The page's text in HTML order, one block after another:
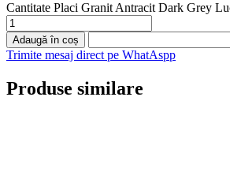
Cantitate Placi Granit Antracit Dark Grey
Adaugă în coș
Trimite mesaj direct pe WhatAspp
Produse similare